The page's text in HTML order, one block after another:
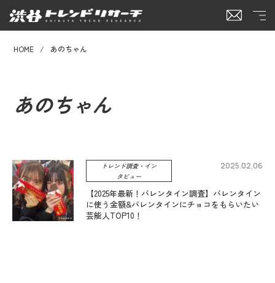
HOME あのちゃん
あのちゃん
トレンド調査・イン
タビュー
2025.02.06
【2025年最新！バレンタイン調査】バレンタイン
に使う金額&バレンタインにチョコをもらいたい
芸能人TOP10！